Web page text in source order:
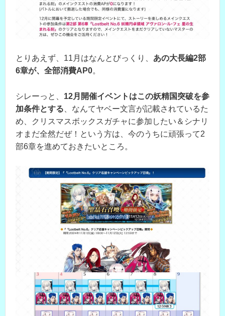
とりあえず、11月はなんとびっくり、 あの大長編2部
6章が、全部消費AP0。
シレーっと、 12月開催イベントはこの妖精国突破を参
加条件とする 、なんてヤベー文言が記載されているた
め、クリスマスボックスガチャに参加したい＆シナリ
オまだ全然だぜ！という方は、今のうちに頑張って2
部6章を進めておきたいところ。